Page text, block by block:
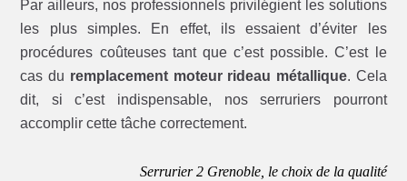
Par ailleurs, nos professionnels privilégient les solutions
les plus simples. En effet, ils essaient d’éviter les
procédures coûteuses tant que c’est possible. C’est le
cas du remplacement moteur rideau métallique. Cela
dit, si c’est indispensable, nos serruriers pourront
accomplir cette tâche correctement.
Serrurier 2 Grenoble, le choix de la qualité